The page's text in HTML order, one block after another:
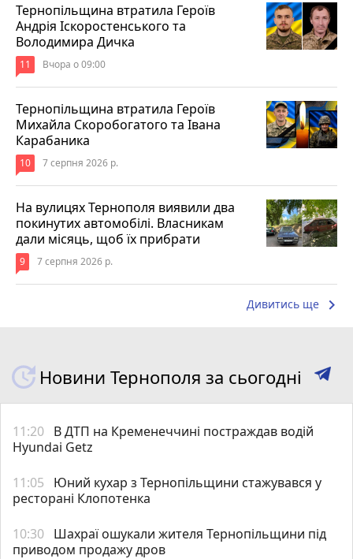
Тернопільщина втратила Героїв
Андрія Іскоростенського та
Володимира Дичка
11 Вчора о 09:00
Тернопільщина втратила Героїв
Михайла Скоробогатого та Івана
Карабаника
10 7 серпня 2026 р.
На вулицях Тернополя виявили два
покинутих автомобілі. Власникам
дали місяць, щоб їх прибрати
9 7 серпня 2026 р.
Дивитись ще keyboard_arrow_right
Новини Тернополя за сьогодні
11:20 В ДТП на Кременеччині постраждав водій
Hyundai Getz
11:05
Юний кухар з Тернопільщини стажувався у
ресторані Клопотенка
10:30 Шахраї ошукали жителя Тернопільщини під
приводом продажу дров